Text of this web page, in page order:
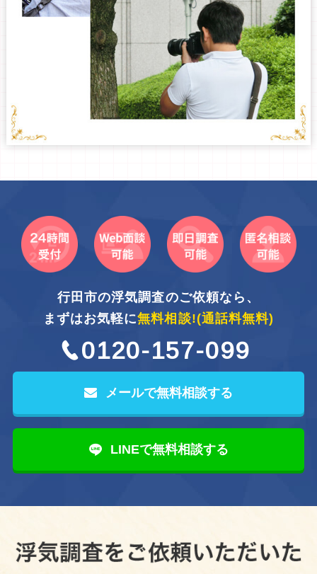
行田市の浮気調査のご依頼なら、
まずはお気軽に無料相談!(通話料無料)
0120-157-099
メールで無料相談する
LINEで無料相談する